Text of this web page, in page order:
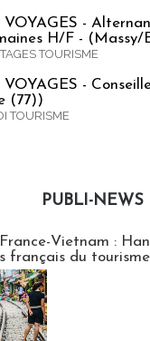
VOYAGES -
H/F - (Massy/
TOURISME
VOYAGES -
(77))
TOURISME
PUBLI-NEWS
Vietnam :
français du tourisme